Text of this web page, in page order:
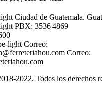
Ciudad de Guatemala.
PBX: 3536 4869
Correo:
Correo:
2022. Todos los derechos